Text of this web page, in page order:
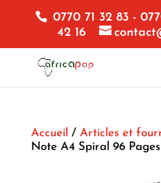
0770 71 32 83 -
42 16
Accueil / Articles et
Note A4 Spiral 96